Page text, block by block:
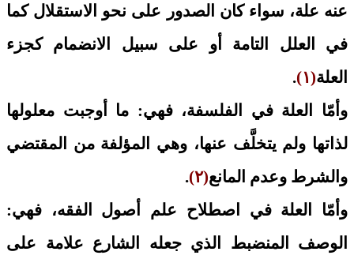
عنه علة، سواء كان الصدور على نحو الاستقلال كما
في العلل التامة أو على سبيل الانضمام كجزء
العلة(١)
.
وأمّا العلة في الفلسفة، فهي: ما أوجبت معلولها
لذاتها ولم يتخلَّف عنها، وهي المؤلفة من المقتضي
والشرط وعدم المانع(٢)
.
وأمّا العلة في اصطلاح علم أصول الفقه، فهي:
الوصف المنضبط الذي جعله الشارع علامة على